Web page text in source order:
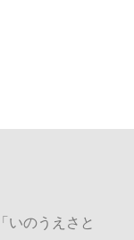
いのうえさと